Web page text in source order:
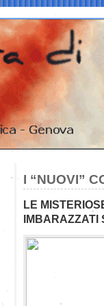
I “NUOVI”
LE
IMBARAZZATI